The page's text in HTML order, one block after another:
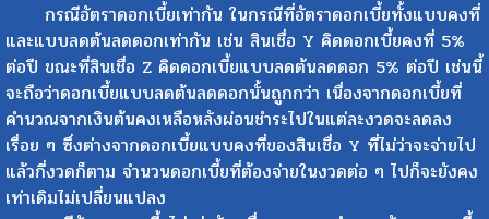
กรณีอัตราดอกเบี้ยเท่ากัน ในกรณีที่อัตราดอกเบี้ยทั้งแบบคงที่
และแบบลดต้นลดดอกเท่ากัน เช่น สินเชื่อ Y คิดดอกเบี้ยคงที่ 5%
ต่อปี ขณะที่สินเชื่อ Z คิดดอกเบี้ยแบบลดต้นลดดอก 5% ต่อปี เช่นนี้
จะถือว่าดอกเบี้ยแบบลดต้นลดดอกนั้นถูกกว่า เนื่องจากดอกเบี้ยที่
คำนวณจากเงินต้นคงเหลือหลังผ่อนชำระไปในแต่ละงวดจะลดลง
เรื่อย ๆ ซึ่งต่างจากดอกเบี้ยแบบคงที่ของสินเชื่อ Y ที่ไม่ว่าจะจ่ายไป
แล้วกี่งวดก็ตาม จำนวนดอกเบี้ยที่ต้องจ่ายในงวดต่อ ๆ ไปก็จะยังคง
เท่าเดิมไม่เปลี่ยนแปลง